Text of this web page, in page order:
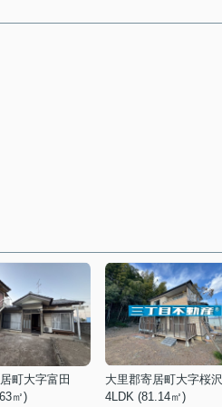
町大字富田
㎡)
大里郡寄居町大字桜沢
4LDK (81.14㎡)